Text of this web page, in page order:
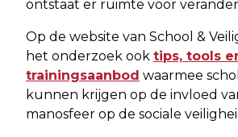
ontstaat er ruimte voor
Op de website van School &
het onderzoek ook tips, tools
trainingsaanbod waarmee
kunnen krijgen op de invloed
manosfeer op de sociale